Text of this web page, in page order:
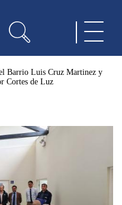
Barrio Luis Cruz Martinez y
Cortes de Luz